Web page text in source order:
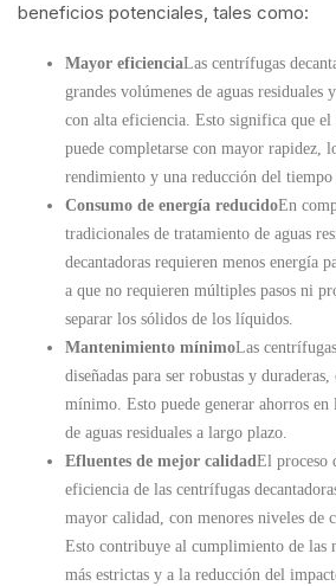
beneficios potenciales, tales como:
Mayor eficienciaLas centrífugas
grandes volúmenes de aguas residuales
con alta eficiencia. Esto significa que el
puede completarse con mayor rapidez,
rendimiento y una reducción del tiempo
Consumo de energía reducidoEn
tradicionales de tratamiento de aguas
decantadoras requieren menos energía
a que no requieren múltiples pasos ni
separar los sólidos de los líquidos.
Mantenimiento mínimoLas
diseñadas para ser robustas y
mínimo. Esto puede generar ahorros en
de aguas residuales a largo plazo.
Efluentes de mejor calidadEl proceso
eficiencia de las centrífugas
mayor calidad, con menores niveles de
Esto contribuye al cumplimiento de las
más estrictas y a la reducción del